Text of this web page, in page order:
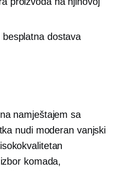
dostava
namještajem sa
nudi moderan vanjski
komada,